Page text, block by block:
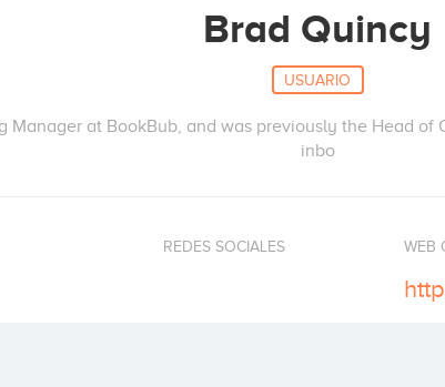
Brad Quincy
USUARIO
Manager at BookBub, and was previously the Head
inbo
REDES SOCIALES WEB